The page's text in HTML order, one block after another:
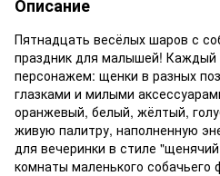
Описание
Пятнадцать весёлых шаров с
праздник для малышей! Каждый
персонажем: щенки в разных
глазками и милыми
оранжевый, белый, жёлтый,
живую палитру, наполненную
для вечеринки в стиле
комнаты маленького собачьего